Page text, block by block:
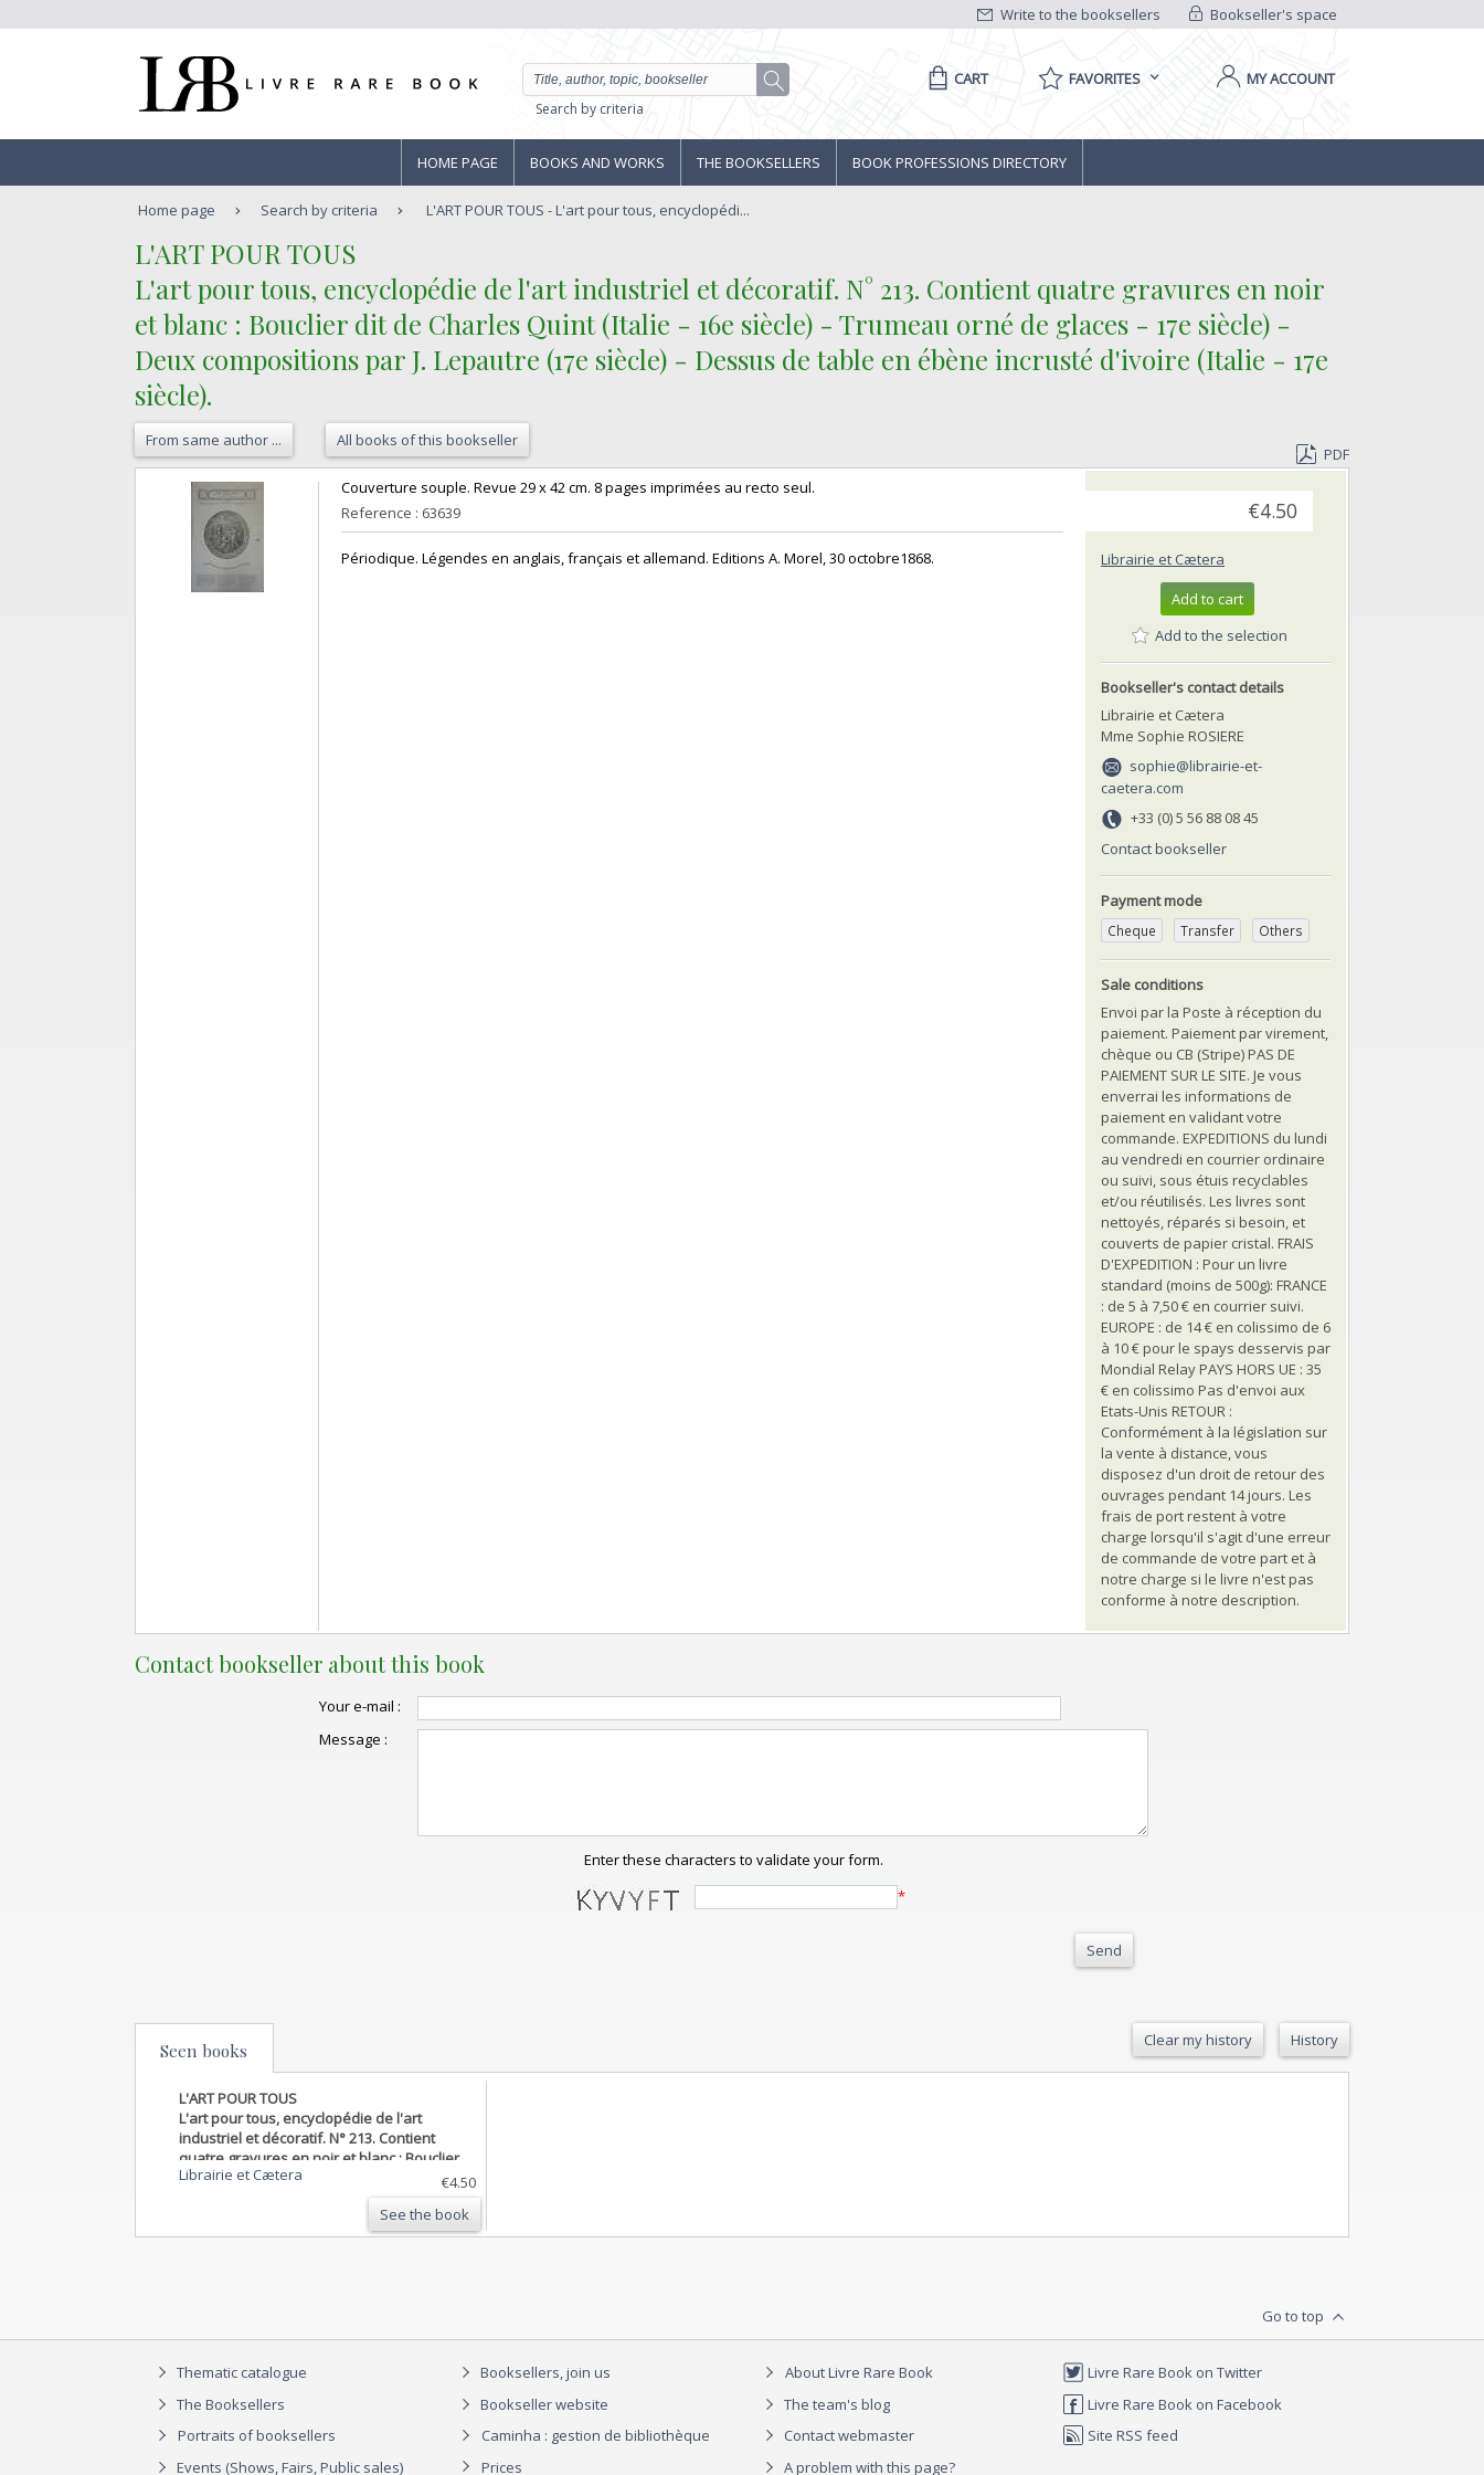
Bookseller's space
Write to the booksellers
Search by criteria
CART FAVORITES MY ACCOUNT
HOME PAGE BOOKS AND WORKS THE BOOKSELLERS BOOK PROFESSIONS DIRECTORY
Home page Search by criteria L'ART POUR TOUS - L'art pour tous, encyclopédi...
‎L'ART POUR TOUS ‎
‎L'art pour tous, encyclopédie de l'art industriel et décoratif. N° 213. Contient quatre gravures en noir
et blanc : Bouclier dit de Charles Quint (Italie - 16e siècle) - Trumeau orné de glaces - 17e siècle) -
Deux compositions par J. Lepautre (17e siècle) - Dessus de table en ébène incrusté d'ivoire (Italie - 17e
siècle).‎
From same author ... All books of this bookseller
PDF
‎Couverture souple. Revue 29 x 42 cm. 8 pages imprimées au recto seul.‎
Reference : 63639
‎Périodique. Légendes en anglais, français et allemand. Editions A. Morel, 30 octobre1868.‎
€4.50
Librairie et Cætera
Add to cart
Add to the selection
Bookseller's contact details
Librairie et Cætera
Mme Sophie ROSIERE
sophie@librairie-et-
caetera.com
+33 (0) 5 56 88 08 45
Contact bookseller
Payment mode
Cheque Transfer Others
Sale conditions
Envoi par la Poste à réception du
paiement. Paiement par virement,
chèque ou CB (Stripe) PAS DE
PAIEMENT SUR LE SITE. Je vous
enverrai les informations de
paiement en validant votre
commande. EXPEDITIONS du lundi
au vendredi en courrier ordinaire
ou suivi, sous étuis recyclables
et/ou réutilisés. Les livres sont
nettoyés, réparés si besoin, et
couverts de papier cristal. FRAIS
D'EXPEDITION : Pour un livre
standard (moins de 500g): FRANCE
: de 5 à 7,50 € en courrier suivi.
EUROPE : de 14 € en colissimo de 6
à 10 € pour le spays desservis par
Mondial Relay PAYS HORS UE : 35
€ en colissimo Pas d'envoi aux
Etats-Unis RETOUR :
Conformément à la législation sur
la vente à distance, vous
disposez d'un droit de retour des
ouvrages pendant 14 jours. Les
frais de port restent à votre
charge lorsqu'il s'agit d'une erreur
de commande de votre part et à
notre charge si le livre n'est pas
conforme à notre description.
Contact bookseller about this book
Your e-mail :
Message :
Enter these characters to validate your form.
*
Send
Seen books Clear my history History
L'ART POUR TOUS
L'art pour tous, encyclopédie de l'art
industriel et décoratif. N° 213. Contient
quatre gravures en noir et blanc : Bouclier
dit de Charles Quint (Italie - 16e siècle) -
Trumeau orné de glaces - 17e siècle) - Deux
Librairie et Cætera
€4.50
See the book
Go to top
Thematic catalogue
The Booksellers
Portraits of booksellers
Events (Shows, Fairs, Public sales)
Booksellers, join us
Bookseller website
Caminha : gestion de bibliothèque
Prices
About Livre Rare Book
The team's blog
Contact webmaster
A problem with this page?
Livre Rare Book on Twitter
Livre Rare Book on Facebook
Site RSS feed